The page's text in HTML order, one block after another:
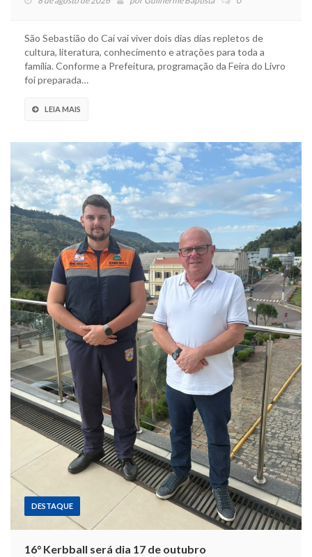
São Sebastião do Caí vai viver dois dias dias repletos de
cultura, literatura, conhecimento e atrações para toda a
família. Conforme a Prefeitura, programação da Feira do Livro
foi preparada…
LEIA MAIS
DESTAQUE
16° Kerbball será dia 17 de outubro